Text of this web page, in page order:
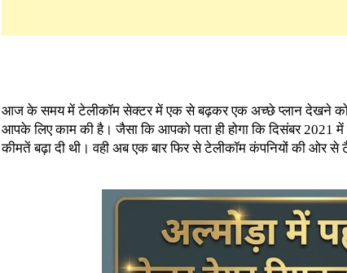
आज के समय में टेलीकॉम सेक्टर में एक से बढ़कर एक अच्छे प्लान देखने को
आपके लिए काम की है। जैसा कि आपको पता ही होगा कि दिसंबर 2021
कीमतें बढ़ा दी थी। वही अब एक बार फिर से टेलीकॉम कंपनियों की ओर से